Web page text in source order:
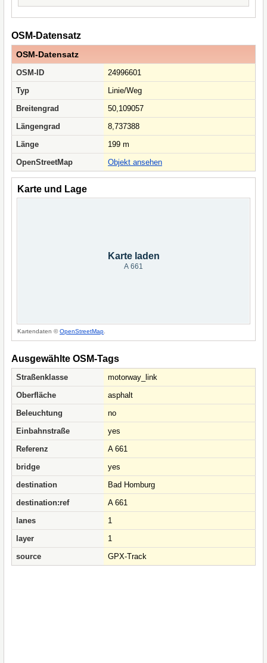
OSM-Datensatz
OSM-Datensatz
OSM-ID
24996601
Typ
Linie/Weg
Breitengrad
50,109057
Längengrad
8,737388
Länge
199 m
OpenStreetMap
Objekt ansehen
Karte und Lage
Karte laden
A 661
Kartendaten ©OpenStreetMap
Ausgewählte OSM-Tags
Straßenklasse
motorway_link
Oberfläche
asphalt
Beleuchtung
no
Einbahnstraße
yes
Referenz
A 661
bridge
yes
destination
Bad Homburg
destination:ref
A 661
lanes
1
layer
1
source
GPX-Track